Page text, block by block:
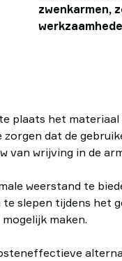
zwenkarmen,
plaats het
dat de
van wrijving in de
weerstand te
slepen tijdens het
maken.